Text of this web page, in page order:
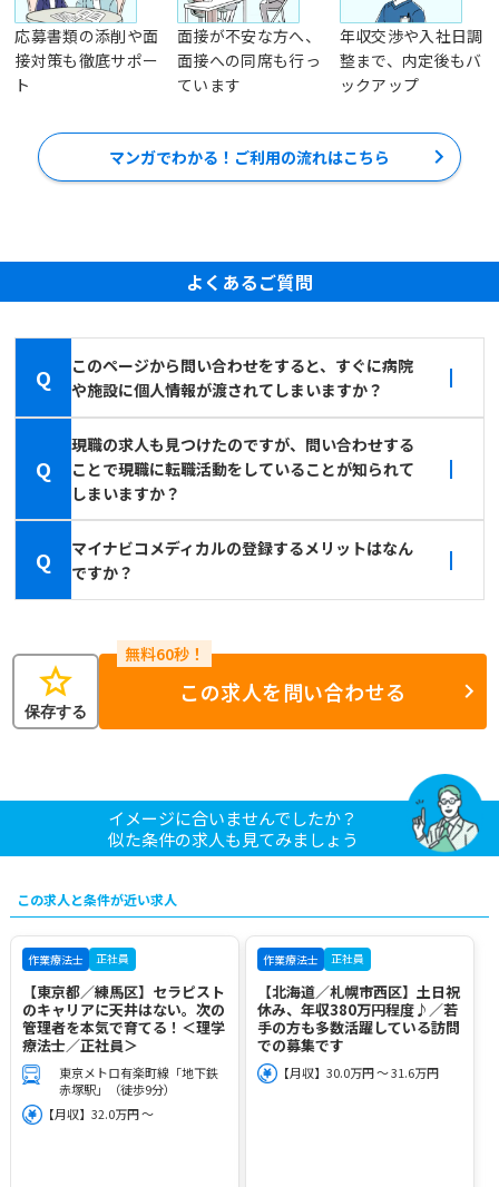
応募書類の添削や面
接対策も徹底サポー
ト
面接が不安な方へ、
面接への同席も行っ
ています
年収交渉や入社日調
整まで、内定後もバ
ックアップ
マンガでわかる！ご利用の流れはこちら
よくあるご質問
Q
このページから問い合わせをすると、すぐに病院
や施設に個人情報が渡されてしまいますか？
Q
現職の求人も見つけたのですが、問い合わせする
ことで現職に転職活動をしていることが知られて
しまいますか？
Q
マイナビコメディカルの登録するメリットはなん
ですか？
star
保存する
この求人を問い合わせる
イメージに合いませんでしたか？
似た条件の求人も見てみましょう
この求人と条件が近い求人
作業療法士 正社員
【東京都／練馬区】セラピスト
のキャリアに天井はない。次の
管理者を本気で育てる！＜理学
療法士／正社員＞
東京メトロ有楽町線「地下鉄
赤塚駅」（徒歩9分）
【月収】32.0万円 ～
作業療法士 正社員
【北海道／札幌市西区】土日祝
休み、年収380万円程度♪／若
手の方も多数活躍している訪問
での募集です
【月収】30.0万円 ～ 31.6万円